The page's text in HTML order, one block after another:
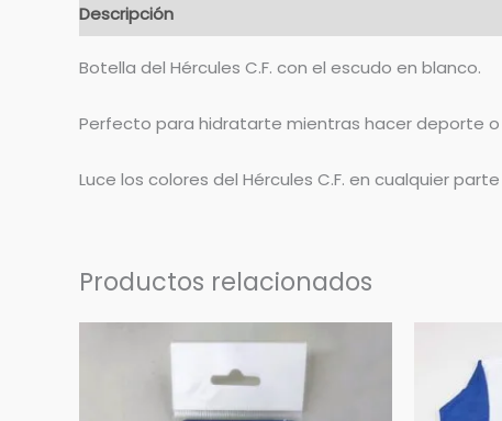
Descripción
Botella del Hércules C.F. con el escudo en blanco.
Perfecto para hidratarte mientras hacer deporte
Luce los colores del Hércules C.F. en cualquier
Productos relacionados
era: